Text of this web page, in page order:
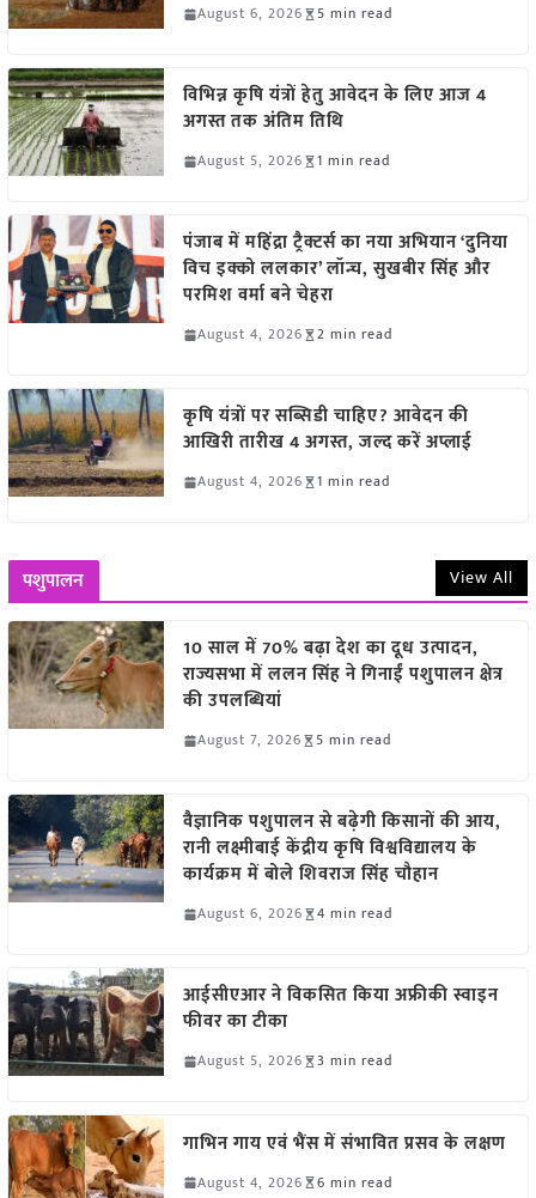
August 6, 2026 5 min read
विभिन्न कृषि यंत्रों हेतु आवेदन के लिए आज 4
अगस्त तक अंतिम तिथि
August 5, 2026 1 min read
पंजाब में महिंद्रा ट्रैक्टर्स का नया अभियान ‘दुनिया
विच इक्को ललकार’ लॉन्च, सुखबीर सिंह और
परमिश वर्मा बने चेहरा
August 4, 2026 2 min read
कृषि यंत्रों पर सब्सिडी चाहिए? आवेदन की
आखिरी तारीख 4 अगस्त, जल्द करें अप्लाई
August 4, 2026 1 min read
पशुपालन View All
10 साल में 70% बढ़ा देश का दूध उत्पादन,
राज्यसभा में ललन सिंह ने गिनाईं पशुपालन क्षेत्र
की उपलब्धियां
August 7, 2026 5 min read
वैज्ञानिक पशुपालन से बढ़ेगी किसानों की आय,
रानी लक्ष्मीबाई केंद्रीय कृषि विश्वविद्यालय के
कार्यक्रम में बोले शिवराज सिंह चौहान
August 6, 2026 4 min read
आईसीएआर ने विकसित किया अफ्रीकी स्वाइन
फीवर का टीका
August 5, 2026 3 min read
गाभिन गाय एवं भैंस में संभावित प्रसव के लक्षण
August 4, 2026 6 min read